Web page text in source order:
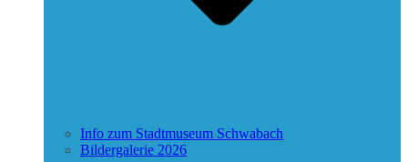
Info zum Stadtmuseum Schwabach
Bildergalerie 2026